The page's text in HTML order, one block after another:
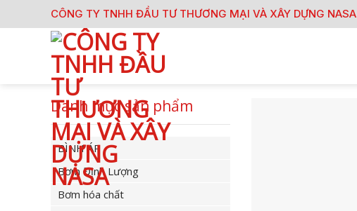
to
CÔNG TY TNHH ĐẦU TƯ THƯƠNG MẠI VÀ XÂY DỰNG NASA
Danh mục sản phẩm
BÌNH ÁP
Bơm Định Lượng
Bơm hóa chất